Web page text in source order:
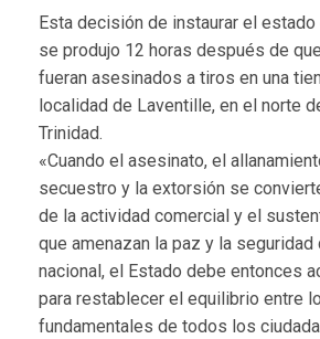
Esta decisión de instaurar el
se produjo 12 horas después de
fueran asesinados a tiros en una
localidad de Laventille, en el norte
Trinidad.
«Cuando el asesinato, el
secuestro y la extorsión se
de la actividad comercial y el
que amenazan la paz y la seguridad
nacional, el Estado debe entonces
para restablecer el equilibrio entre
fundamentales de todos los